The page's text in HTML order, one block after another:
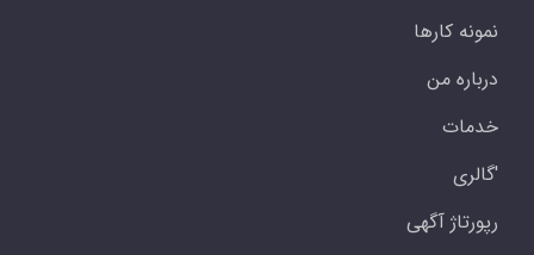
نمونه کارها
درباره من
خدمات
'گالری
رپورتاژ آگهی